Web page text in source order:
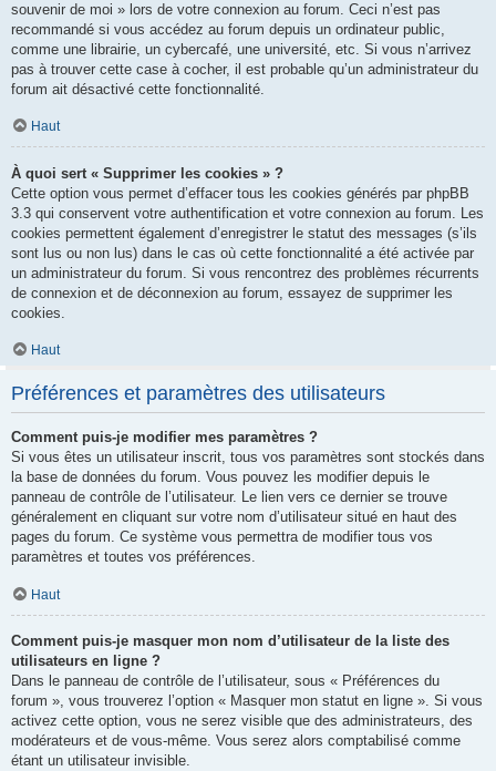
souvenir de moi » lors de votre connexion au forum. Ceci n’est pas
recommandé si vous accédez au forum depuis un ordinateur public,
comme une librairie, un cybercafé, une université, etc. Si vous n’arrivez
pas à trouver cette case à cocher, il est probable qu’un administrateur du
forum ait désactivé cette fonctionnalité.
Haut
À quoi sert « Supprimer les cookies » ?
Cette option vous permet d’effacer tous les cookies générés par phpBB
3.3 qui conservent votre authentification et votre connexion au forum. Les
cookies permettent également d’enregistrer le statut des messages (s’ils
sont lus ou non lus) dans le cas où cette fonctionnalité a été activée par
un administrateur du forum. Si vous rencontrez des problèmes récurrents
de connexion et de déconnexion au forum, essayez de supprimer les
cookies.
Haut
Préférences et paramètres des utilisateurs
Comment puis-je modifier mes paramètres ?
Si vous êtes un utilisateur inscrit, tous vos paramètres sont stockés dans
la base de données du forum. Vous pouvez les modifier depuis le
panneau de contrôle de l’utilisateur. Le lien vers ce dernier se trouve
généralement en cliquant sur votre nom d’utilisateur situé en haut des
pages du forum. Ce système vous permettra de modifier tous vos
paramètres et toutes vos préférences.
Haut
Comment puis-je masquer mon nom d’utilisateur de la liste des
utilisateurs en ligne ?
Dans le panneau de contrôle de l’utilisateur, sous « Préférences du
forum », vous trouverez l’option « Masquer mon statut en ligne ». Si vous
activez cette option, vous ne serez visible que des administrateurs, des
modérateurs et de vous-même. Vous serez alors comptabilisé comme
étant un utilisateur invisible.